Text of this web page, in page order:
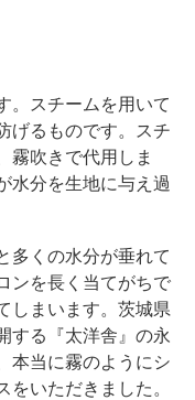
。スチームを用いて
げるものです。スチ
霧吹きで代用しま
水分を生地に与え過
多くの水分が垂れて
ンを長く当てがちで
しまいます。茨城県
する『太洋舎』の永
本当に霧のようにシ
をいただきました。